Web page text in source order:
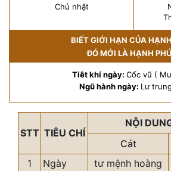
Chủ nhật
BIẾT GIỚI HẠN CỦA
ĐÓ MỚI LÀ HẠNH
Tiêt khí ngày: Cốc vũ (
Ngũ hành ngày: Lư
STT TIÊU CHÍ
NỘI
Cát
1
Ngày
tư mệnh hoàng